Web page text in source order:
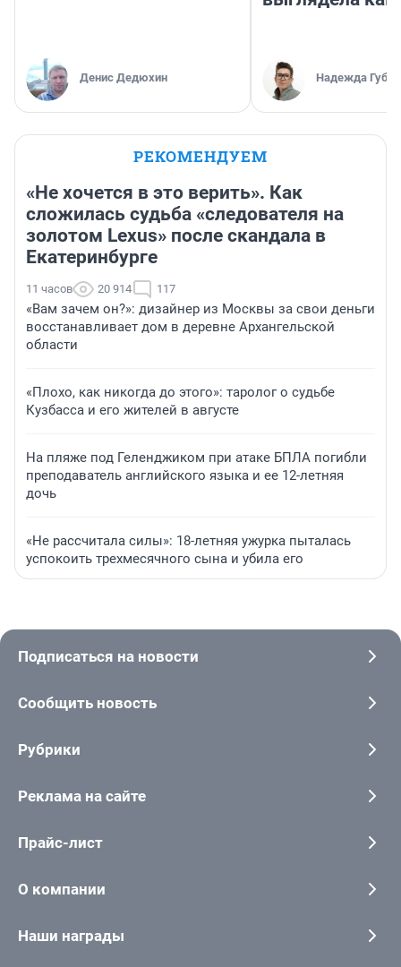
Денис Дедюхин Надежда
РЕКОМЕНДУЕМ
«Не хочется в это верить». Как
сложилась судьба «следователя на
золотом Lexus» после скандала в
Екатеринбурге
11 часов 20 914 117
«Вам зачем он?»: дизайнер из Москвы за свои деньги
восстанавливает дом в деревне Архангельской
области
«Плохо, как никогда до этого»: таролог о судьбе
Кузбасса и его жителей в августе
На пляже под Геленджиком при атаке БПЛА погибли
преподаватель английского языка и ее 12-летняя
дочь
«Не рассчитала силы»: 18-летняя ужурка пыталась
успокоить трехмесячного сына и убила его
Подписаться на новости
Сообщить новость
Рубрики
Реклама на сайте
Прайс-лист
О компании
Наши награды